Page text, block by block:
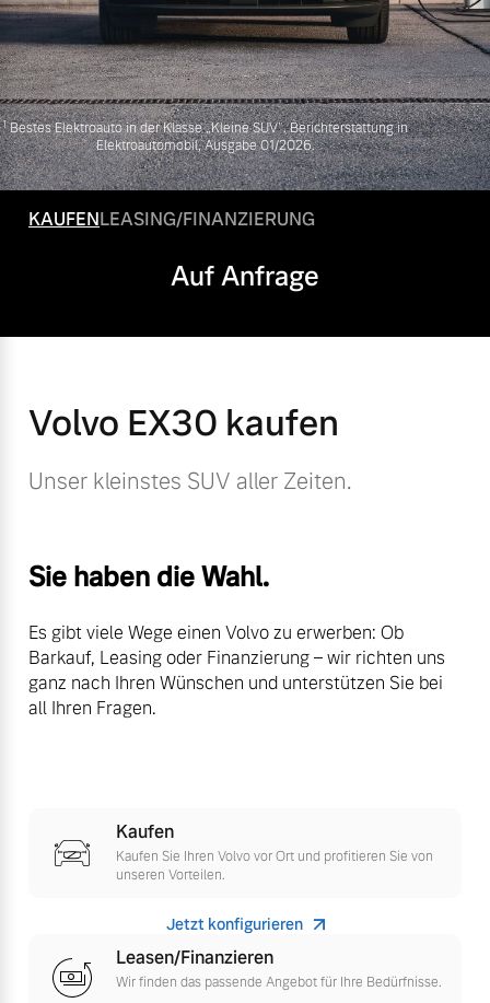
Aktuelle Zubehörangebote
Zubehörkatalog
Aktuelle Serviceangebote
Service by Volvo
Karriere
Unsere News & Events
1Bestes Elektroauto in der Klasse „Kleine SUV". Berichterstattung in
Elektroautomobil, Ausgabe 01/2026.
KAUFENLEASING/FINANZIERUNG
Auf Anfrage
Volvo EX30 kaufen
Unser kleinstes SUV aller Zeiten.
Sie haben die Wahl.
Es gibt viele Wege einen Volvo zu erwerben: Ob
Barkauf, Leasing oder Finanzierung – wir richten uns
ganz nach Ihren Wünschen und unterstützen Sie bei
all Ihren Fragen.
Kaufen
Kaufen Sie Ihren Volvo vor Ort und profitieren Sie von
unseren Vorteilen.
Jetzt konfigurieren
Leasen/Finanzieren
Wir finden das passende Angebot für Ihre Bedürfnisse.